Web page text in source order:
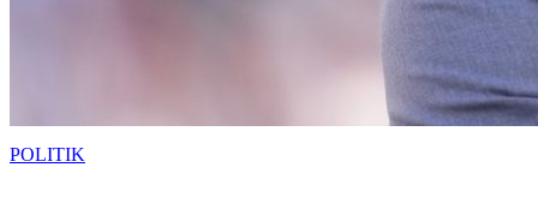
POLITIK